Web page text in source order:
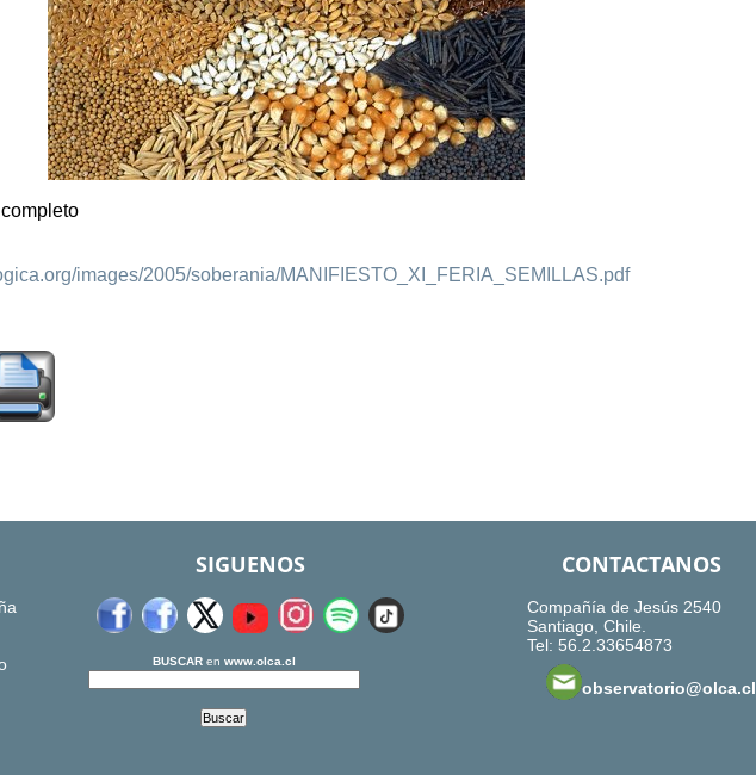
images/2005/soberania/MANIFIESTO_XI_FERIA_SEMILLAS.pdf
SIGUENOS
BUSCARen www.olca.cl
CONTACTANOS
Compañía de Jesús 2540
Santiago, Chile.
Tel: 56.2.33654873
observatorio@olca.cl